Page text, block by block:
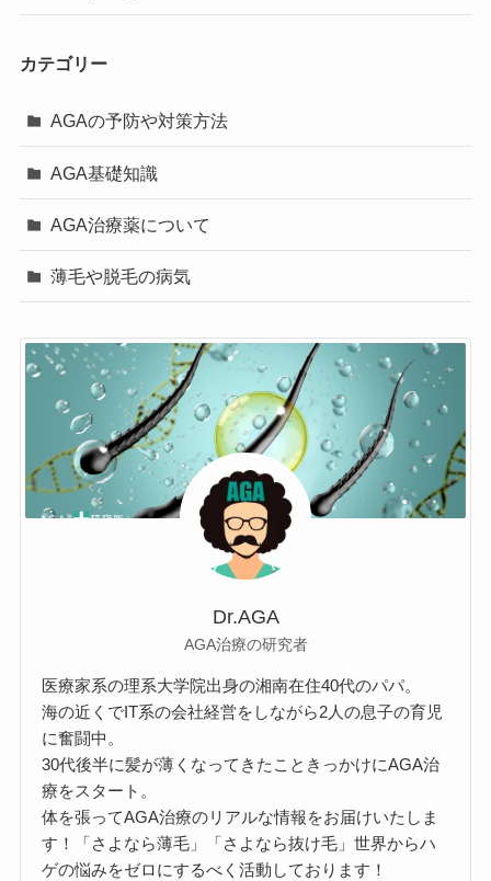
カテゴリー
AGAの予防や対策方法
AGA基礎知識
AGA治療薬について
薄毛や脱毛の病気
Dr.AGA
AGA治療の研究者
医療家系の理系大学院出身の湘南在住40代のパパ。
海の近くでIT系の会社経営をしながら2人の息子の育児
に奮闘中。
30代後半に髪が薄くなってきたこときっかけにAGA治
療をスタート。
体を張ってAGA治療のリアルな情報をお届けいたしま
す！「さよなら薄毛」「さよなら抜け毛」世界からハ
ゲの悩みをゼロにするべく活動しております！